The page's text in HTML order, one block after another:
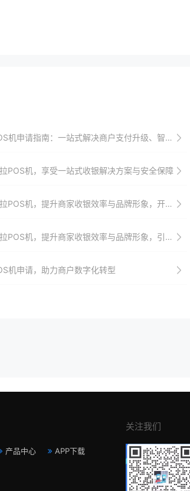
申请指南：一站式解决商户支付升级、智能化与创新需求
POS机，享受一站式收银解决方案与安全保障
机，提升商家收银效率与品牌形象，开启线上线下融合收银新时代
机，提升商家收银效率与品牌形象，引领智能收银新时代
机申请，助力商户数字化转型
产品中心 APP下载
关注我们